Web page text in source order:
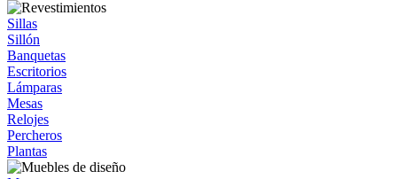
Sillas
Sillón
Banquetas
Escritorios
Lámparas
Mesas
Relojes
Percheros
Plantas